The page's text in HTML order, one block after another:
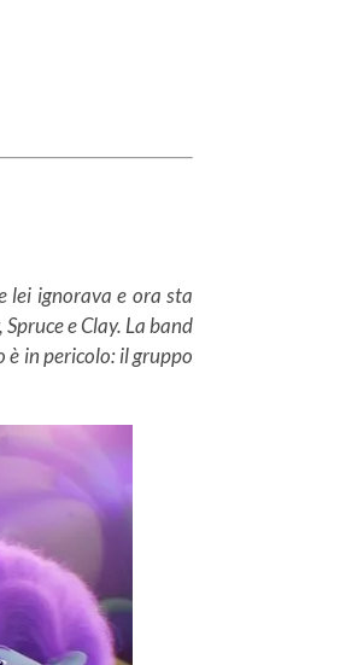
lei ignorava e ora sta
e Clay. La band
è in pericolo: il gruppo